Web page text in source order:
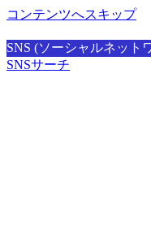
コンテンツへスキップ
SNS (ソーシャルネット
SNSサーチ